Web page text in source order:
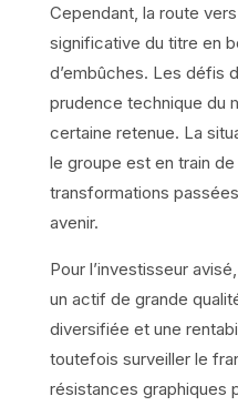
Cependant, la route
significative du titre en
d’embûches. Les défis
prudence technique du
certaine retenue. La
le groupe est en train
transformations
avenir.
Pour l’investisseur
un actif de grande
diversifiée et une
toutefois surveiller le
résistances graphiques